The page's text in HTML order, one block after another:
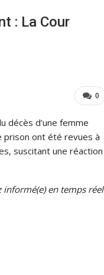
: La Cour
0
décès d’une femme
prison ont été revues à
suscitant une réaction
informé(e) en temps réel